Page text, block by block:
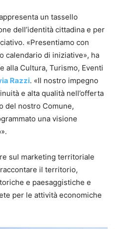
un tassello
dell’identità cittadina e per
«Presentiamo con
calendario di iniziative», ha
alla Cultura, Turismo, Eventi
Razzi. «Il nostro impegno
e alta qualità nell’offerta
del nostro Comune,
una visione
sul marketing territoriale
il territorio,
e paesaggistiche e
per le attività economiche